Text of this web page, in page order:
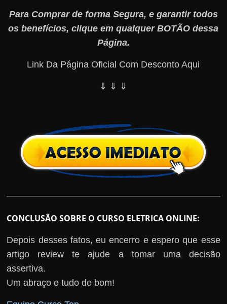
Para Comprar de forma Segura, e garantir todos
os benefícios, clique em qualquer BOTÃO dessa
Página.
Link Da Página Oficial Com Desconto Aqui
⇓ ⇓ ⇓
CONCLUSÃO SOBRE O CURSO ELETRICA ONLINE:
Depois desses fatos, eu encerro e espero que esse
artigo review te ajude a tomar uma decisão
assertiva.
Um abraço e tudo de bom!